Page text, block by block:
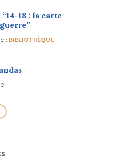
18 : la carte
: BIBLIOTHÈQUE